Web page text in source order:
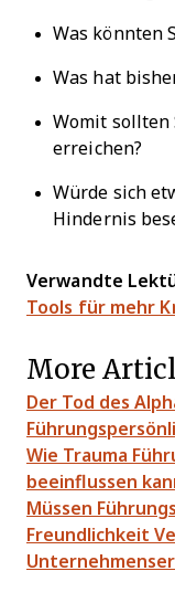
​​Was könnten
Was hat
Womit sollten
erreichen?
Würde sich
Hindernis
Verwandte
Tools für mehr
More
Der Tod des
Wie Trauma
beeinflussen
Müssen
Freundlichkeit